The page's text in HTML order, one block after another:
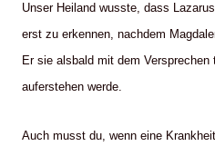
Unser Heiland wusste, dass
erst zu erkennen, nachdem
Er sie alsbald mit dem
auferstehen werde.
Auch musst du, wenn eine